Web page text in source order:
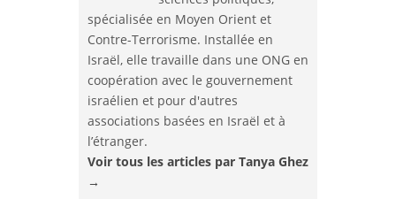
spécialisée en Moyen Orient et
Contre-Terrorisme. Installée en
Israël, elle travaille dans une ONG en
coopération avec le gouvernement
israélien et pour d'autres
associations basées en Israël et à
l’étranger.
Voir tous les articles par Tanya Ghez
→